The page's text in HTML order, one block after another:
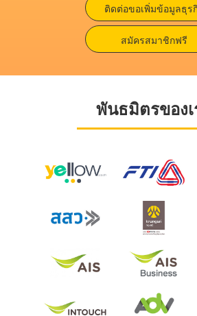
ติดต่อขอเพิ่มข้อมูลธุร
สมัครสมาชิกฟรี
พันธมิตรของเ